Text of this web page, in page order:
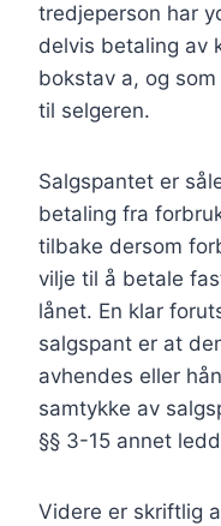
tredjeperson har
delvis betaling av
bokstav a, og
til selgeren.
Salgspantet er
betaling fra
tilbake dersom
vilje til å betale
lånet. En klar
salgspant er at
avhendes eller
samtykke av
§§ 3-15 annet
Videre er skriftlig